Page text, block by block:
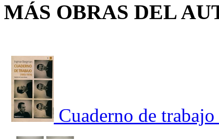
MÁS OBRAS DEL
Cuaderno de